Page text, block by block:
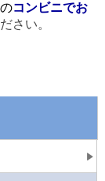
コンビニでお
さい。